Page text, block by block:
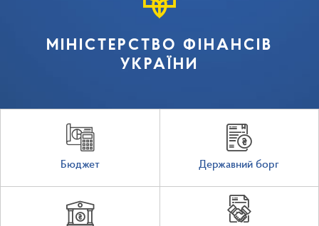
МІНІСТЕРСТВО ФІНАНСІВ
УКРАЇНИ
Бюджет Державний борг